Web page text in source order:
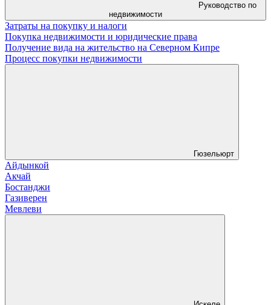
Руководство по
недвижимости
Затраты на покупку и налоги
Покупка недвижимости и юридические права
Получение вида на жительство на Северном Кипре
Процесс покупки недвижимости
Гюзельюрт
Айдынкой
Акчай
Бостанджи
Газиверен
Мевлеви